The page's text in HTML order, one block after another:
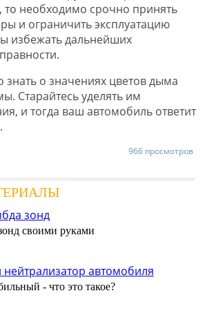
то необходимо срочно принять
и ограничить эксплуатацию
избежать дальнейших
знать о значениях цветов дыма
Старайтесь уделять им
и тогда ваш автомобиль ответит
966 просмотров
своими руками
- что это такое?